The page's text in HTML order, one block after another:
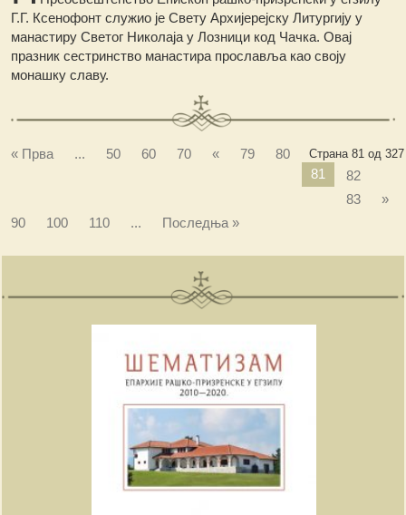
Г.Г. Ксенофонт служио је Свету Архијерејску Литургију у
манастиру Светог Николаја у Лозници код Чачка. Овај
празник сестринство манастира прославља као своју
монашку славу.
Страна 81 од 327
« Прва ... 50 60 70 « 79
80
81
82
83
»
90
100 110 ... Последња »